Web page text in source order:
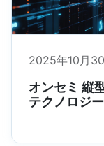
2025年10月
オンセミ 縦
テクノロジ